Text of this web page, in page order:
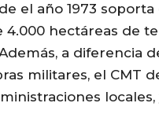
el año 1973
4.000 hectáreas de
a diferencia
militares, el CMT